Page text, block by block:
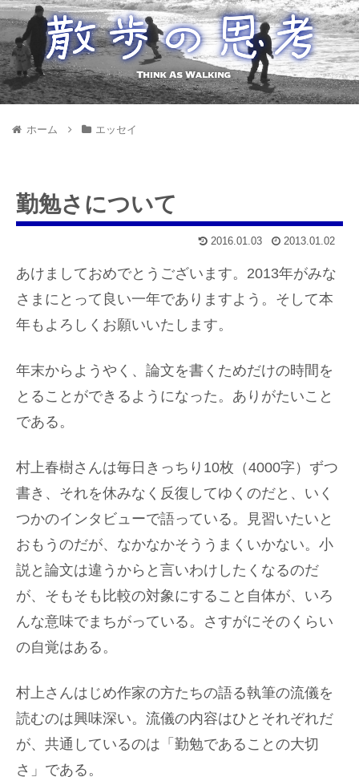
ホーム エッセイ
勤勉さについて
2016.01.03 2013.01.02
あけましておめでとうございます。2013年がみな
さまにとって良い一年でありますよう。そして本
年もよろしくお願いいたします。
年末からようやく、論文を書くためだけの時間を
とることができるようになった。ありがたいこと
である。
村上春樹さんは毎日きっちり10枚（4000字）ずつ
書き、それを休みなく反復してゆくのだと、いく
つかのインタビューで語っている。見習いたいと
おもうのだが、なかなかそううまくいかない。小
説と論文は違うからと言いわけしたくなるのだ
が、そもそも比較の対象にすること自体が、いろ
んな意味でまちがっている。さすがにそのくらい
の自覚はある。
村上さんはじめ作家の方たちの語る執筆の流儀を
読むのは興味深い。流儀の内容はひとそれぞれだ
が、共通しているのは「勤勉であることの大切
さ」である。